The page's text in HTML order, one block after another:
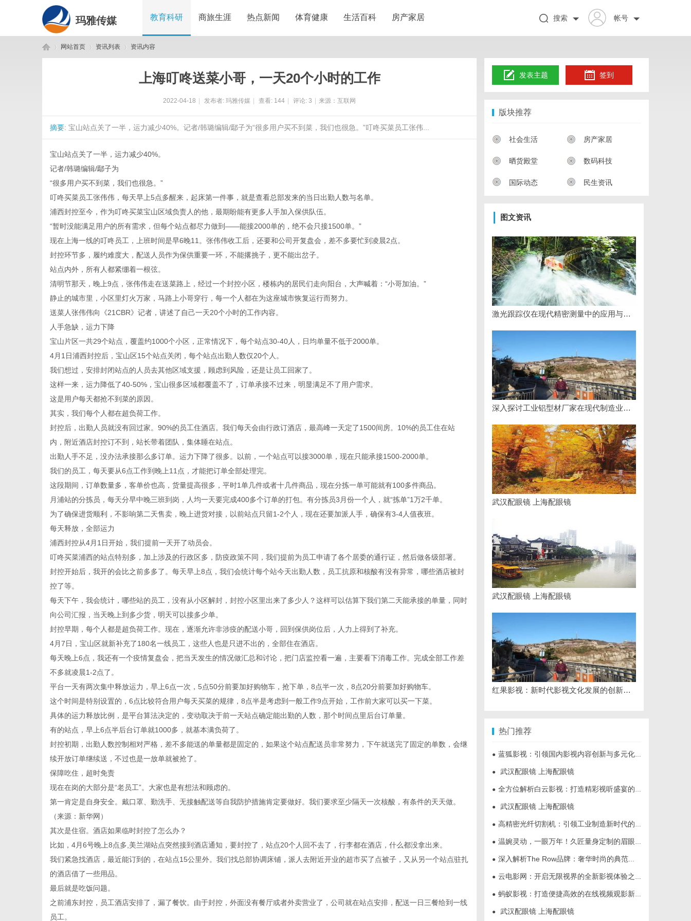
玛雅传媒 教育科研 商旅生涯 热点新闻 体育健康 生活百科 房产家居 帐号
搜索
网站首页 资讯列表 资讯内容
上海叮咚送菜小哥，一天20个小时的工作
2022-04-18 发布者: 玛雅传媒 查看: 144 评论: 3 来源：互联网
摘要: 宝山站点关了一半，运力减少40%。记者/韩璐编辑/鄢子为“很多用户买不到菜，我们也很急。”叮咚买菜员工张伟...
宝山站点关了一半，运力减少40%。
记者/韩璐编辑/鄢子为
“很多用户买不到菜，我们也很急。”
叮咚买菜员工张伟伟，每天早上5点多醒来，起床第一件事，就是查看总部发来的当日出勤人数与名单。
浦西封控至今，作为叮咚买菜宝山区域负责人的他，最期盼能有更多人手加入保供队伍。
“暂时没能满足用户的所有需求，但每个站点都尽力做到——能接2000单的，绝不会只接1500单。”
现在上海一线的叮咚员工，上班时间是早6晚11。张伟伟收工后，还要和公司开复盘会，差不多要忙到凌晨2点。
封控环节多，履约难度大，配送人员作为保供重要一环，不能撂挑子，更不能出岔子。
站点内外，所有人都紧绷着一根弦。
清明节那天，晚上9点，张伟伟走在送菜路上，经过一个封控小区，楼栋内的居民们走向阳台，大声喊着：“小哥加油。”
静止的城市里，小区里灯火万家，马路上小哥穿行，每一个人都在为这座城市恢复运行而努力。
送菜人张伟伟向《21CBR》记者，讲述了自己一天20个小时的工作内容。
人手急缺，运力下降
宝山片区一共29个站点，覆盖约1000个小区，正常情况下，每个站点30-40人，日均单量不低于2000单。
4月1日浦西封控后，宝山区15个站点关闭，每个站点出勤人数仅20个人。
我们想过，安排封闭站点的人员去其他区域支援，顾虑到风险，还是让员工回家了。
这样一来，运力降低了40-50%，宝山很多区域都覆盖不了，订单承接不过来，明显满足不了用户需求。
这是用户每天都抢不到菜的原因。
其实，我们每个人都在超负荷工作。
封控后，出勤人员就没有回过家。90%的员工住酒店。我们每天会由行政订酒店，最高峰一天定了1500间房。10%的员工住在站
内，附近酒店封控订不到，站长带着团队，集体睡在站点。
出勤人手不足，没办法承接那么多订单。运力下降了很多。以前，一个站点可以接3000单，现在只能承接1500-2000单。
我们的员工，每天要从6点工作到晚上11点，才能把订单全部处理完。
这段期间，订单数量多，客单价也高，货量提高很多，平时1单几件或者十几件商品，现在分拣一单可能就有100多件商品。
月浦站的分拣员，每天分早中晚三班到岗，人均一天要完成400多个订单的打包。有分拣员3月份一个人，就“拣单”1万2千单。
为了确保进货顺利，不影响第二天售卖，晚上进货对接，以前站点只留1-2个人，现在还要加派人手，确保有3-4人值夜班。
每天释放，全部运力
浦西封控从4月1日开始，我们提前一天开了动员会。
叮咚买菜浦西的站点特别多，加上涉及的行政区多，防疫政策不同，我们提前为员工申请了各个居委的通行证，然后做各级部署。
封控开始后，我开的会比之前多多了。每天早上8点，我们会统计每个站今天出勤人数，员工抗原和核酸有没有异常，哪些酒店被封
控了等。
每天下午，我会统计，哪些站的员工，没有从小区解封，封控小区里出来了多少人？这样可以估算下我们第二天能承接的单量，同时
向公司汇报，当天晚上到多少货，明天可以接多少单。
封控早期，每个人都是超负荷工作。现在，逐渐允许非涉疫的配送小哥，回到保供岗位后，人力上得到了补充。
4月7日，宝山区就新补充了180名一线员工，这些人也是只进不出的，全部住在酒店。
每天晚上6点，我还有一个疫情复盘会，把当天发生的情况做汇总和讨论，把门店监控看一遍，主要看下消毒工作。完成全部工作差
不多就凌晨1-2点了。
平台一天有两次集中释放运力，早上6点一次，5点50分前要加好购物车，抢下单，8点半一次，8点20分前要加好购物车。
这个时间是特别设置的，6点比较符合用户每天买菜的规律，8点半是考虑到一般工作9点开始，工作前大家可以买一下菜。
具体的运力释放比例，是平台算法决定的，变动取决于前一天站点确定能出勤的人数，那个时间点里后台订单量。
有的站点，早上6点半后台订单就1000多，就基本满负荷了。
封控初期，出勤人数控制相对严格，差不多能送的单量都是固定的，如果这个站点配送员非常努力，下午就送完了固定的单数，会继
续开放订单继续送，不过也是一放单就被抢了。
保障吃住，超时免责
现在在岗的大部分是“老员工”。大家也是有想法和顾虑的。
第一肯定是自身安全。戴口罩、勤洗手、无接触配送等自我防护措施肯定要做好。我们要求至少隔天一次核酸，有条件的天天做。
（来源：新华网）
其次是住宿。酒店如果临时封控了怎么办？
比如，4月6号晚上8点多,美兰湖站点突然接到酒店通知，要封控了，站点20个人回不去了，行李都在酒店，什么都没拿出来。
我们紧急找酒店，最近能订到的，在站点15公里外。我们找总部协调床铺，派人去附近开业的超市买了点被子，又从另一个站点驻扎
的酒店借了一些用品。
最后就是吃饭问题。
之前浦东封控，员工酒店安排了，漏了餐饮。由于封控，外面没有餐厅或者外卖营业了，公司就在站点安排，配送一日三餐给到一线
员工。
发表主题 签到
版块推荐
社会生活 房产家居
晒货殿堂 数码科技
国际动态 民生资讯
图文资讯
激光跟踪仪在现代精密测量中的应用与发展趋势
深入探讨工业铝型材厂家在现代制造业中的重要角色与发展趋势
武汉配眼镜 上海配眼镜
武汉配眼镜 上海配眼镜
红果影视：新时代影视文化发展的创新引擎与力量
热门推荐
● 蓝狐影视：引领国内影视内容创新与多元化发展的先锋力量
● 武汉配眼镜 上海配眼镜
● 全方位解析白云影视：打造精彩视听盛宴的新锐平台
● 武汉配眼镜 上海配眼镜
● 高精密光纤切割机：引领工业制造新时代的利器
● 温婉灵动，一眼万年！久匠量身定制的眉眼唇，才是你整张脸的点睛之笔！淡颜系女生的气质加分项
● 深入解析The Row品牌：奢华时尚的典范与设计哲学
● 云电影网：开启无限视界的全新影视体验之旅
● 蚂蚁影视：打造便捷高效的在线视频观影新体验
● 武汉配眼镜 上海配眼镜